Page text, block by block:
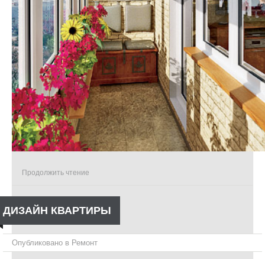
Продолжить чтение
ДИЗАЙН КВАРТИРЫ
Опубликовано в Ремонт